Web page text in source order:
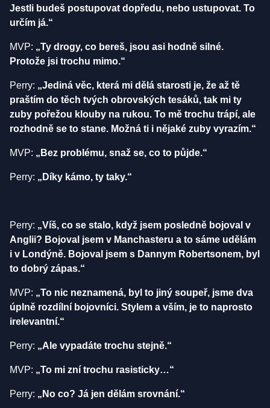
Jestli budeš postupovat dopředu, nebo ustupovat. To
určím já.“
MVP: „Ty drogy, co bereš, jsou asi hodně silné.
Protože jsi trochu mimo.“
Perry: „Jediná věc, která mi dělá starosti je, že až tě
praštím do těch tvých obrovských tesáků, tak mi ty
zuby pořežou klouby na rukou. To mě trochu trápí, ale
rozhodně se to stane. Možná ti i nějaké zuby vyrazím.“
MVP: „Bez problému, snaž se, co to půjde.“
Perry: „Díky kámo, ty taky.“
Perry: „Víš, co se stalo, když jsem posledně bojoval v
Anglii? Bojoval jsem v Manchasteru a to sáme udělám
i v Londýně. Bojoval jsem s Dannym Robertsonem, byl
to dobrý zápas.“
MVP: „To nic neznamená, byl to jiný soupeř, jsme dva
úplně rozdílní bojovníci. Stylem a vším, je to naprosto
irelevantní.“
Perry: „Ale vypadáte trochu stejně.“
MVP: „To mi zní trochu rasisticky…“
Perry: „No co? Já jen dělám srovnání.“